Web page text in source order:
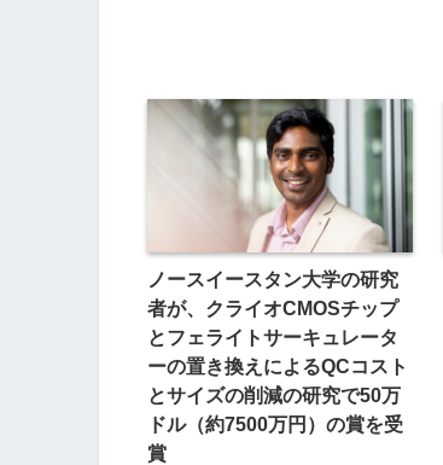
ノースイースタン大学の研究
者が、クライオCMOSチップ
とフェライトサーキュレータ
ーの置き換えによるQCコスト
とサイズの削減の研究で50万
ドル（約7500万円）の賞を受
賞